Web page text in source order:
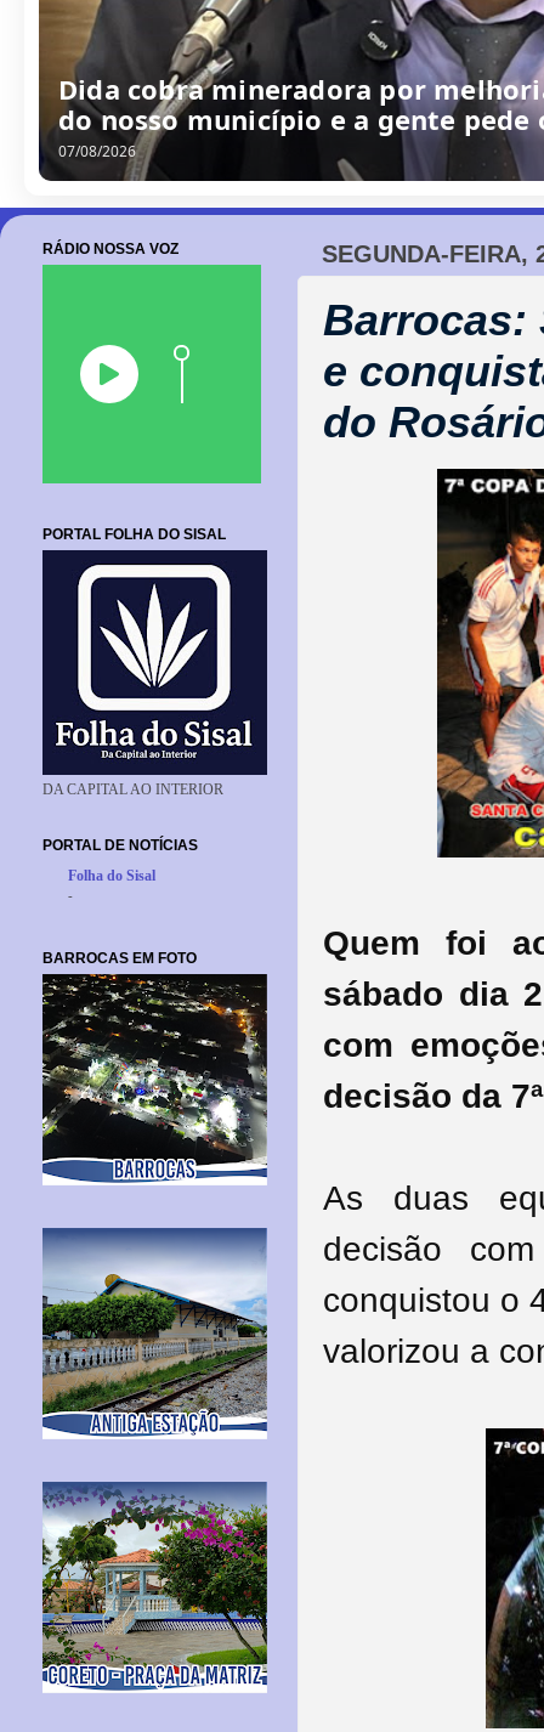
/
2
0
2
6
SEGUNDA-FEIRA,
Barrocas:
e
do
Quem foi
sábado dia
com
decisão da
As duas
decisão
conquistou o
valorizou a
RÁDIO NOSSA VOZ
PORTAL FOLHA DO SISAL
DA CAPITAL AO INTERIOR
PORTAL DE NOTÍCIAS
Folha do Sisal
-
BARROCAS EM FOTO